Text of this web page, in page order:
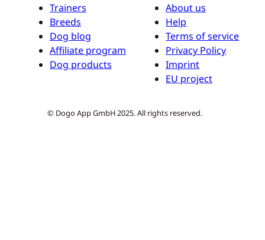
Trainers
Breeds
Dog blog
Affiliate program
Dog products
About us
Help
Terms of service
Privacy Policy
Imprint
EU project
© Dogo App GmbH 2025. All rights reserved.